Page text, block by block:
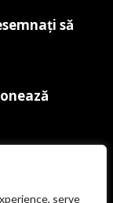
serve
să